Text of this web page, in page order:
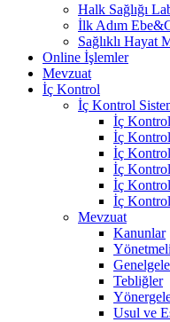
Halk Sağlığı
İlk Adım
Sağlıklı Hayat
Online İşlemler
Mevzuat
İç Kontrol
İç Kontrol
İç
İç
İç
İç
İç
İç
Mevzuat
Kanunlar
Tebliğler
Usul ve